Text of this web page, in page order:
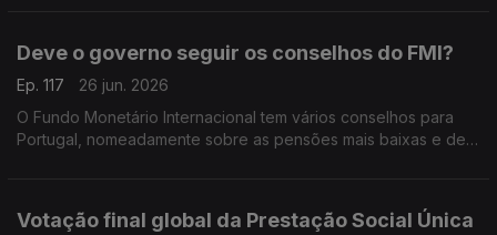
Deve o governo seguir os conselhos do FMI?
Ep. 117
26 jun. 2026
O Fundo Monetário Internacional tem vários conselhos para
Portugal, nomeadamente sobre as pensões mais baixas e de
Votação final global da Prestação Social Única